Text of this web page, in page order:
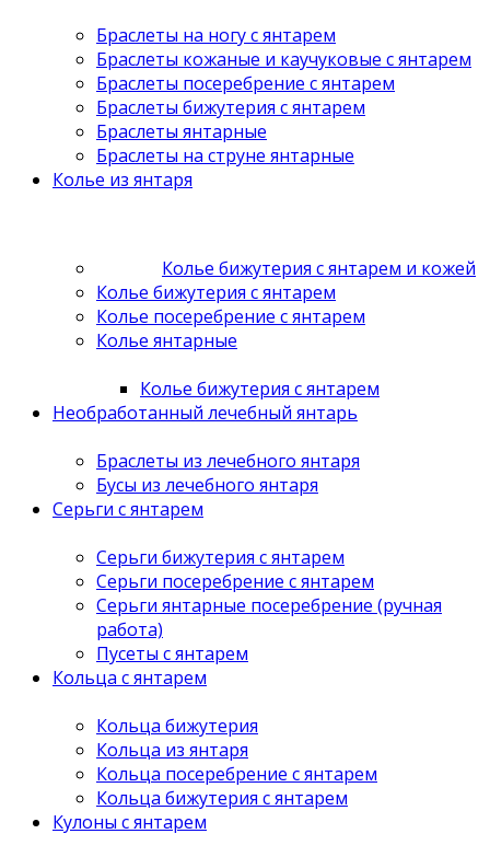
Браслеты на ногу с янтарем
Браслеты кожаные и каучуковые с янтарем
Браслеты посеребрение с янтарем
Браслеты бижутерия с янтарем
Браслеты янтарные
Браслеты на струне янтарные
Колье из янтаря
Колье бижутерия с янтарем и кожей
Колье бижутерия с янтарем
Колье посеребрение с янтарем
Колье янтарные
Колье бижутерия с янтарем
Необработанный лечебный янтарь
Браслеты из лечебного янтаря
Бусы из лечебного янтаря
Серьги с янтарем
Серьги бижутерия с янтарем
Серьги посеребрение с янтарем
Серьги янтарные посеребрение (ручная
работа)
Пусеты с янтарем
Кольца с янтарем
Кольца бижутерия
Кольца из янтаря
Кольца посеребрение с янтарем
Кольца бижутерия с янтарем
Кулоны с янтарем